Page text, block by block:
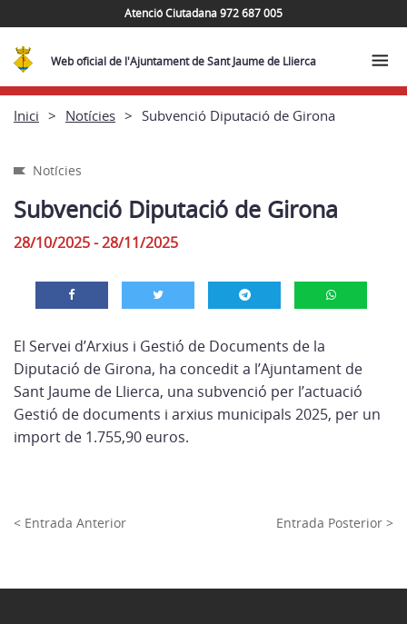
Atenció Ciutadana 972 687 005
Web oficial de l'Ajuntament de Sant Jaume de Llierca
Inici Notícies Subvenció Diputació de Girona
Notícies
Subvenció Diputació de Girona
28/10/2025 - 28/11/2025
El Servei d’Arxius i Gestió de Documents de la
Diputació de Girona, ha concedit a l’Ajuntament de
Sant Jaume de Llierca, una subvenció per l’actuació
Gestió de documents i arxius municipals 2025, per un
import de 1.755,90 euros.
< Entrada Anterior Entrada Posterior >